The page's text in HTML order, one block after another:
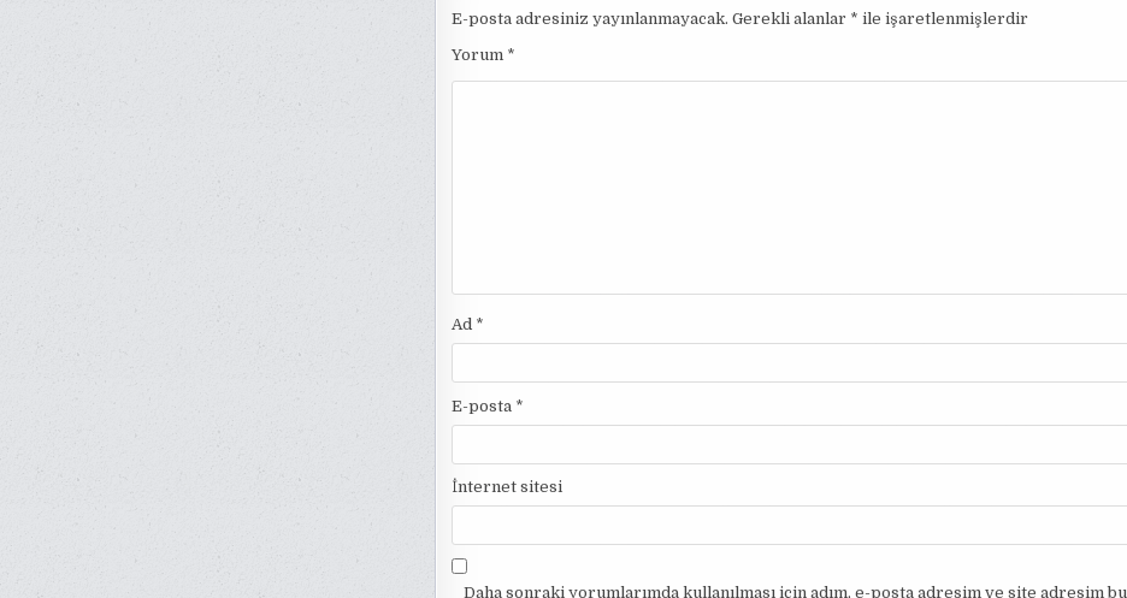
E-posta adresiniz yayınlanmayacak. Gerekli alanlar * ile işaretlenmişlerdir
Yorum *
Ad *
E-posta *
İnternet sitesi
Daha sonraki yorumlarımda kullanılması için adım, e-posta adresim ve site adresim bu